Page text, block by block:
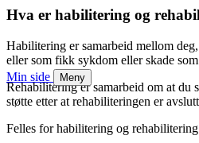
Min side Meny
Hva er habilitering og
Habilitering er samarbeid mellom
eller som fikk sykdom eller skade
Rehabilitering er samarbeid om at du
støtte etter at rehabiliteringen er
Felles for habilitering og